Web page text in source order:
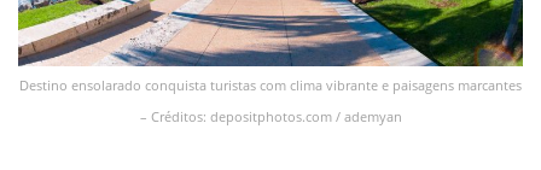
Destino ensolarado conquista turistas com clima vibrante e paisagens marcantes
– Créditos: depositphotos.com / ademyan